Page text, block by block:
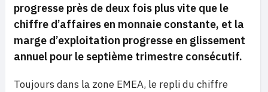
progresse près de deux fois plus vite que le
chiffre d’affaires en monnaie constante, et la
marge d’exploitation progresse en glissement
annuel pour le septième trimestre consécutif.
Toujours dans la zone EMEA, le repli du chiffre